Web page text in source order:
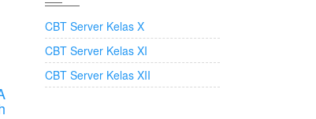
CBT Server Kelas X
CBT Server Kelas XI
CBT Server Kelas XII